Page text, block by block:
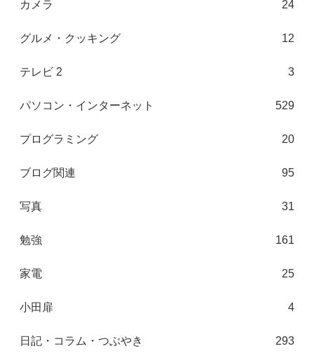
カメラ 24
グルメ・クッキング 12
テレビ 2 3
パソコン・インターネット 529
プログラミング 20
ブログ関連 95
写真 31
勉強 161
家電 25
小田扉 4
日記・コラム・つぶやき 293